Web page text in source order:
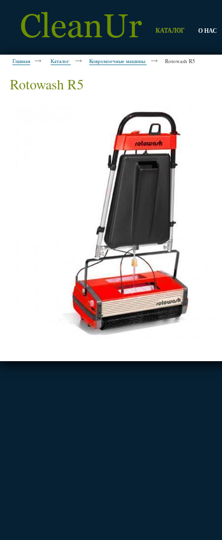
КАТАЛОГ О НАС
Главная Каталог Ковромоечные машины Rotowash R5
Rotowash R5